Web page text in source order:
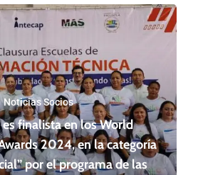
Noticias Socios
finalista en los World
2024, en la categoría
por el programa de las